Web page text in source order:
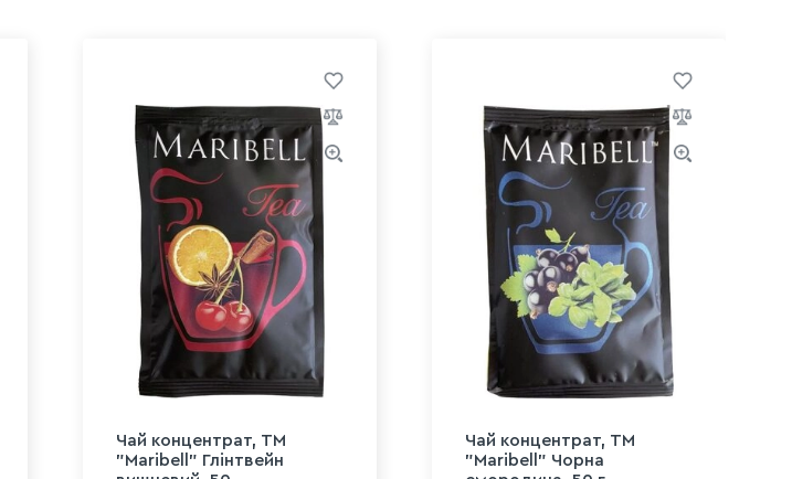
Чай концентрат, ТМ
"Maribell" Глінтвейн
Чай концентрат, ТМ
"Maribell" Чорна